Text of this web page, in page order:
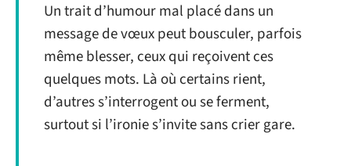
Un trait d’humour mal placé dans un
message de vœux peut bousculer, parfois
même blesser, ceux qui reçoivent ces
quelques mots. Là où certains rient,
d’autres s’interrogent ou se ferment,
surtout si l’ironie s’invite sans crier gare.